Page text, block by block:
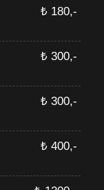
₺ 180,-
₺ 300,-
₺ 300,-
₺ 400,-